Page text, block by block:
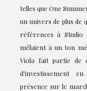
telles que One
un univers de plus de
références à
mêlaient à un ton
Viola fait partie de
d'investissement
présence sur le